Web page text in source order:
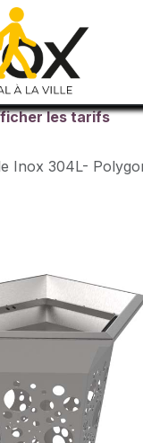
les tarifs
Inox 304L-